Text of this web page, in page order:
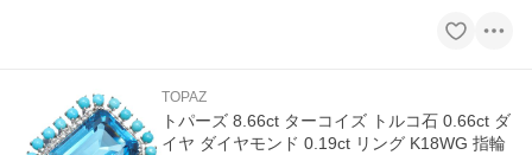
TOPAZ
トパーズ 8.66ct ターコイズ トルコ石 0.66ct ダ
イヤ ダイヤモンド 0.19ct リング K18WG 指輪